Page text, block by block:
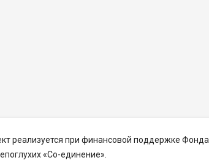
реализуется при финансовой поддержке Фонда
«Со-единение».